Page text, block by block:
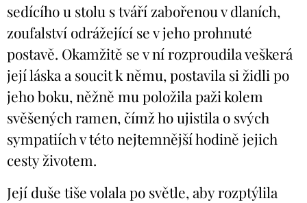
sedícího u stolu s tváří zabořenou v dlaních,
zoufalství odrážející se v jeho prohnuté
postavě. Okamžitě se v ní rozproudila veškerá
její láska a soucit k němu, postavila si židli po
jeho boku, něžně mu položila paži kolem
svěšených ramen, čímž ho ujistila o svých
sympatiích v této nejtemnější hodině jejich
cesty životem.
Její duše tiše volala po světle, aby rozptýlila